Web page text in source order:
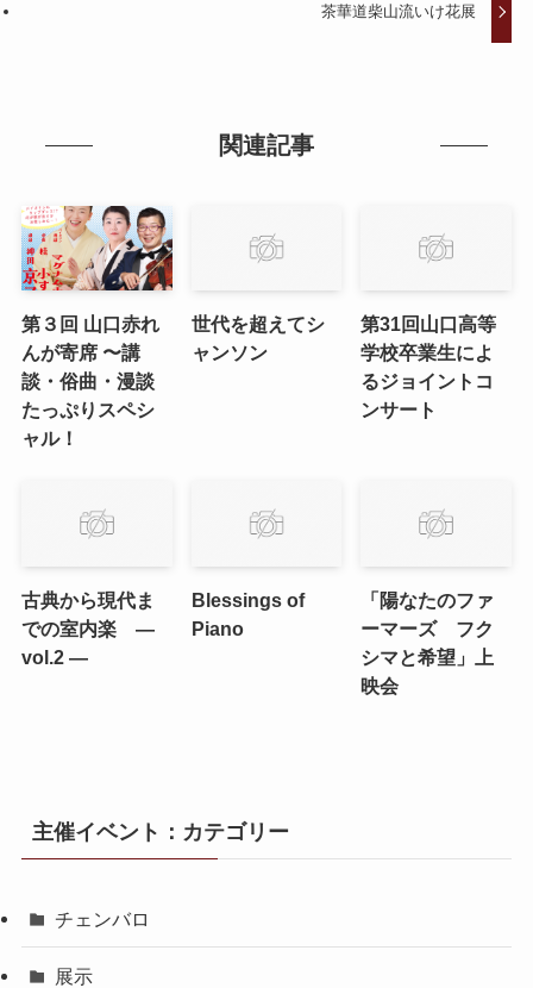
茶華道柴山流いけ花展
関連記事
第３回 山口赤れ
んが寄席 〜講
談・俗曲・漫談
たっぷりスペシ
ャル！
世代を超えてシ
ャンソン
第31回山口高等
学校卒業生によ
るジョイントコ
ンサート
古典から現代ま
での室内楽 ―
vol.2 ―
Blessings of
Piano
「陽なたのファ
ーマーズ フク
シマと希望」上
映会
主催イベント：カテゴリー
チェンバロ
展示